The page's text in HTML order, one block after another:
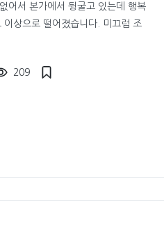
어서 본가에서 뒹굴고 있는데 행복
상으로 떨어졌습니다. 미끄럼 조
209